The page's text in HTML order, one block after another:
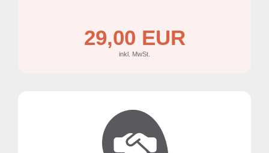
29,00 EUR
inkl. MwSt.